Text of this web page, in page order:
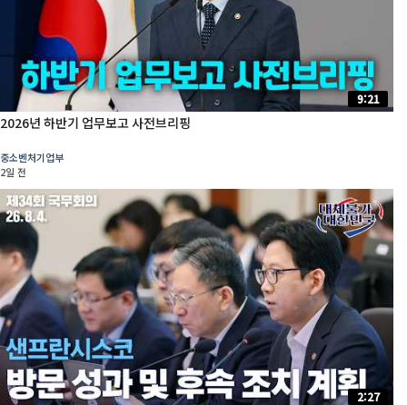
9:21
2026년 하반기 업무보고 사전브리핑
중소벤처기업부
2일 전
2:27